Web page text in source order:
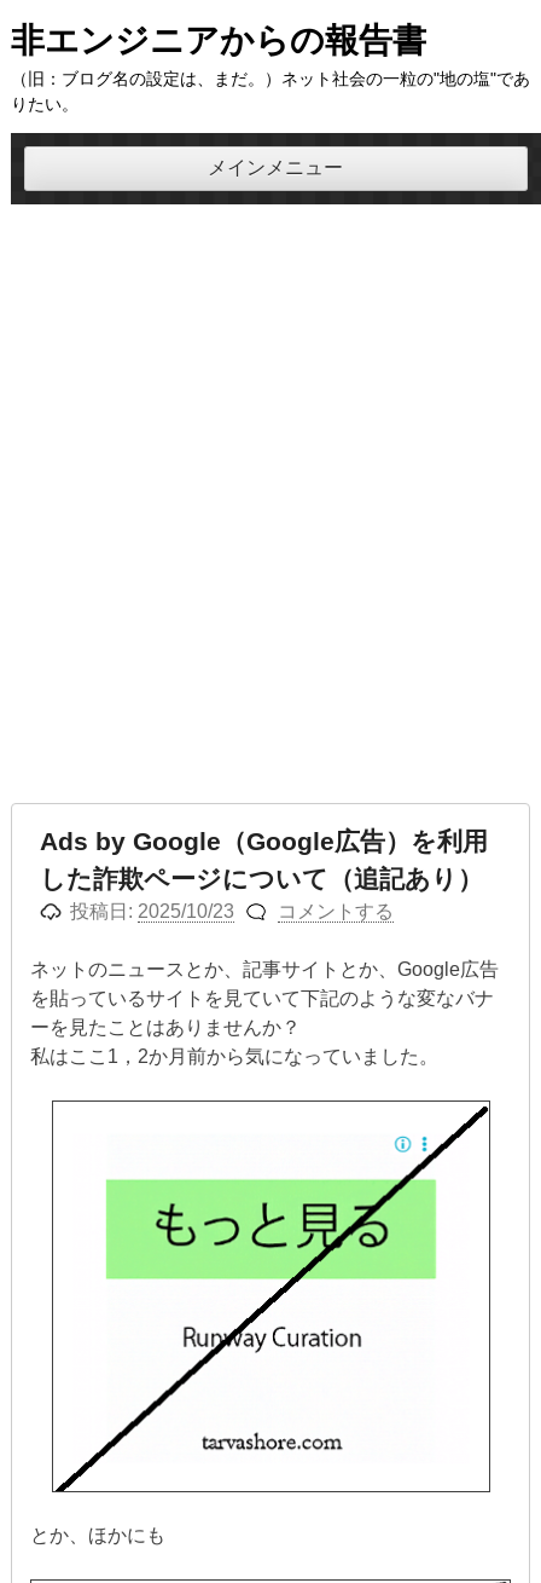
コ
ン
テ
ン
ツ
ス
非エンジニアからの報告書
（旧：ブログ名の設定は、まだ。）ネット社会の一粒の"地の塩"であ
りたい。
メインメニュー
Ads by Google（Google広告）を利用
した詐欺ページについて（追記あり）
投稿日: 2025/10/23 コメントする
ネットのニュースとか、記事サイトとか、Google広告
を貼っているサイトを見ていて下記のような変なバナ
ーを見たことはありませんか？
私はここ1，2か月前から気になっていました。
とか、ほかにも